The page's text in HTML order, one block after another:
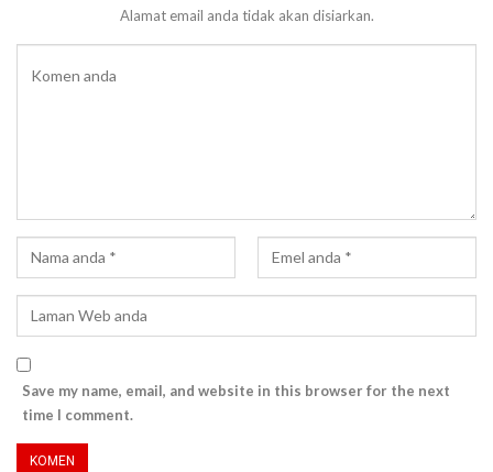
Alamat email anda tidak akan disiarkan.
Save my name, email, and website in this browser for the next
time I comment.